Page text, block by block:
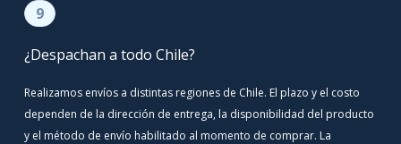
9
¿Despachan a todo Chile?
Realizamos envíos a distintas regiones de Chile. El plazo y el costo
dependen de la dirección de entrega, la disponibilidad del producto
y el método de envío habilitado al momento de comprar. La